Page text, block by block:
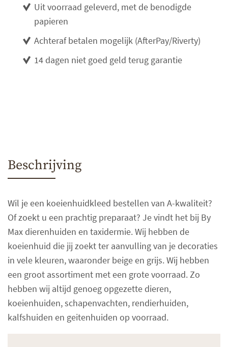
Uit voorraad geleverd, met de benodigde
papieren
Achteraf betalen mogelijk (AfterPay/Riverty)
14 dagen niet goed geld terug garantie
Beschrijving
Wil je een koeienhuidkleed bestellen van A-kwaliteit?
Of zoekt u een prachtig preparaat? Je vindt het bij By
Max dierenhuiden en taxidermie. Wij hebben de
koeienhuid die jij zoekt ter aanvulling van je decoraties
in vele kleuren, waaronder beige en grijs. Wij hebben
een groot assortiment met een grote voorraad. Zo
hebben wij altijd genoeg opgezette dieren,
koeienhuiden, schapenvachten, rendierhuiden,
kalfshuiden en geitenhuiden op voorraad.